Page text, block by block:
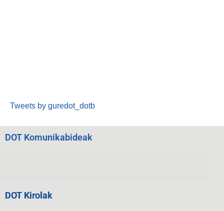
Tweets by guredot_dotb
DOT Komunikabideak
DOT Kirolak